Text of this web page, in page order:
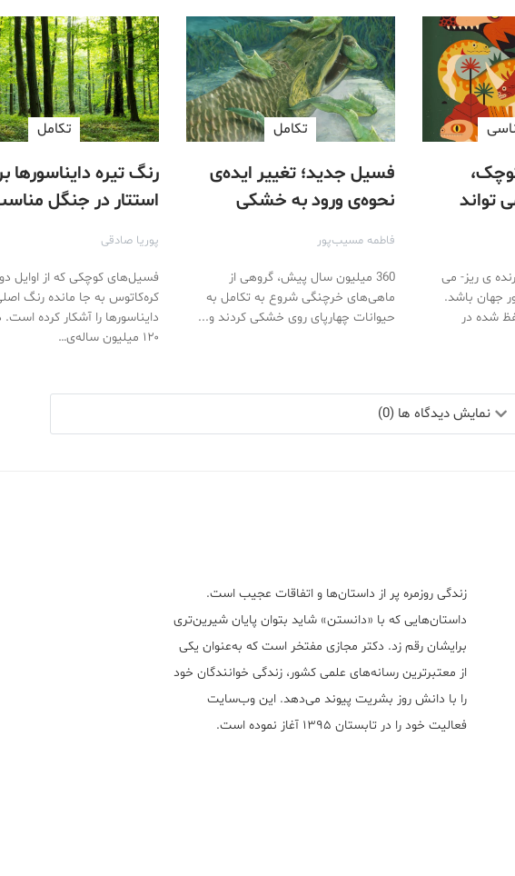
تواند
ی ریز- می
جهان باشد.
شده در
تكامل
فسیل جدید؛ تغییر ایده‌ی
نحوه‌ی ورود به خشکی
فاطمه مسیب‌پور
360 میلیون سال پیش، گروهی از
ماهی‌های خرچنگی شروع به تکامل به
حیوانات چهارپای روی خشکی کردند و...
تكامل
رنگ تیره دایناسورها
استتار در جنگل
پوریا صادقی
فسیل‌های کوچکی که از اوایل
کره‌کاتوس به جا مانده رنگ
دایناسورها را آشکار کرده است.
۱۲۰ میلیون ساله‌ی…
نمایش دیدگاه ها (0)
زندگی روزمره پر از داستان‌ها و اتفاقات عجیب است.
داستان‌هایی که با «دانستن» شاید بتوان پایان شیرین‌تری
برایشان رقم زد. دکتر مجازی مفتخر است که به‌عنوان یکی
از معتبر‌ترین رسانه‌های علمی کشور، زندگی خوانندگان خود
را با دانش روز بشریت پیوند می‌دهد. این وب‌سایت
فعالیت خود را در تابستان ۱۳۹۵ آغاز نموده است.